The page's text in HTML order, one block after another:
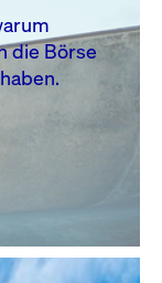
22
23
die Börse